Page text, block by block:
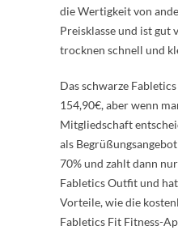
die Wertigkeit von
Preisklasse und ist gut
trocknen schnell und
Das schwarze
154,90€, aber wenn
Mitgliedschaft
als
70% und zahlt dann
Fabletics Outfit und
Vorteile, wie die
Fabletics Fit Fitness-